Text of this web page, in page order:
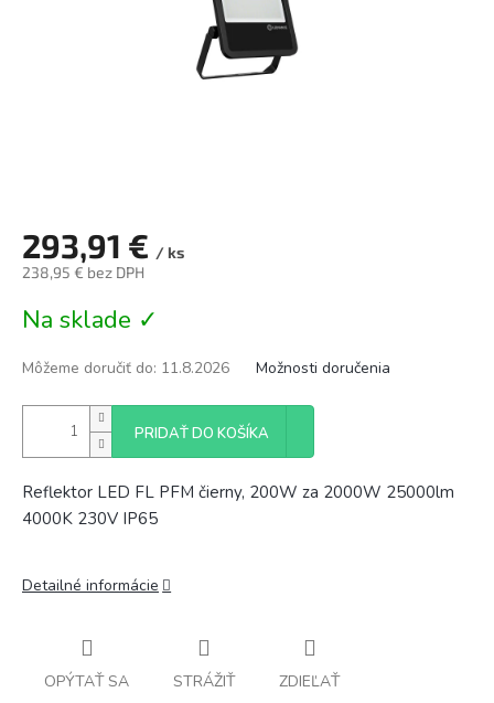
293,91 € / ks
238,95 € bez DPH
cena:
Na sklade ✓
Môžeme doručiť do: 11.8.2026 Možnosti doručenia
PRIDAŤ DO KOŠÍKA
Reflektor LED FL PFM čierny, 200W za 2000W 25000lm
4000K 230V IP65
Detailné informácie
OPÝTAŤ SA STRÁŽIŤ ZDIEĽAŤ